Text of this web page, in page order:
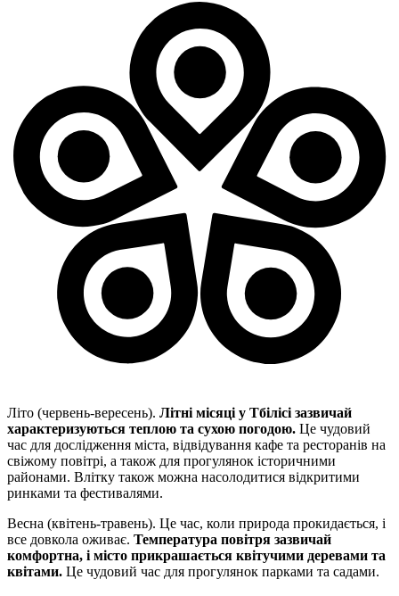
Літо (червень-вересень). Літні місяці у Тбілісі зазвичай
характеризуються теплою та сухою погодою. Це чудовий
час для дослідження міста, відвідування кафе та ресторанів на
свіжому повітрі, а також для прогулянок історичними
районами. Влітку також можна насолодитися відкритими
ринками та фестивалями.
Весна (квітень-травень). Це час, коли природа прокидається, і
все довкола оживає. Температура повітря зазвичай
комфортна, і місто прикрашається квітучими деревами та
квітами. Це чудовий час для прогулянок парками та садами.